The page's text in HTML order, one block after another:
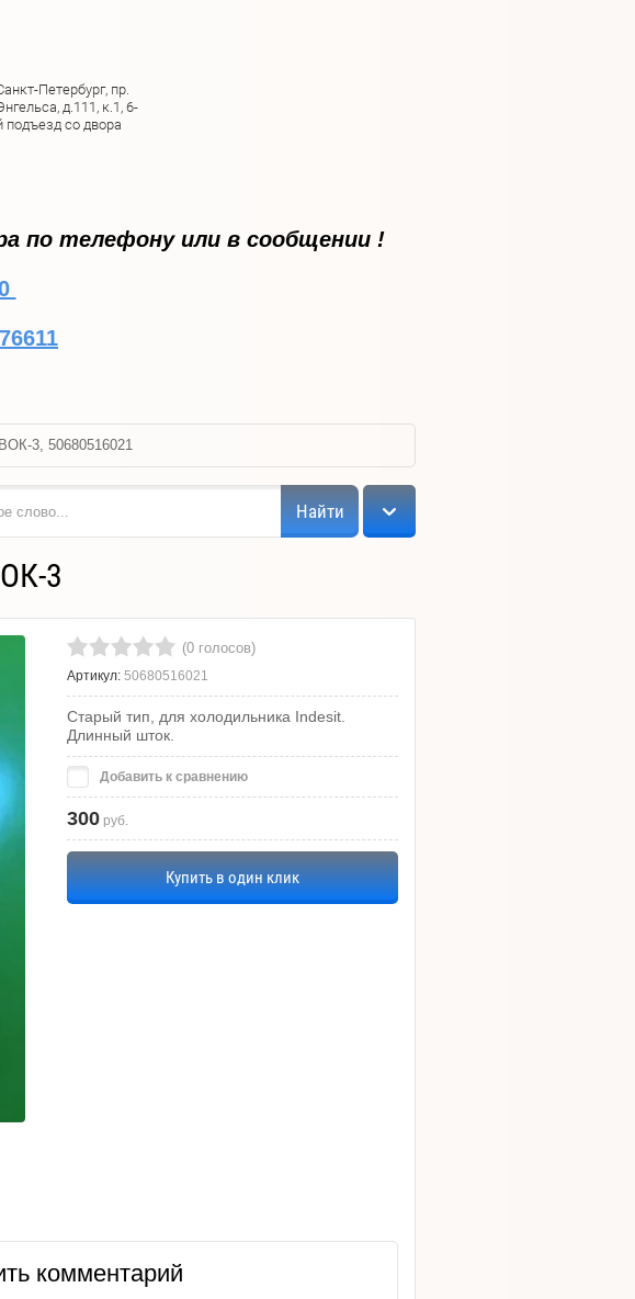
Петербург, пр.
д.111, к.1, 6-
подъезд со двора
по телефону или в сообщении !
3, 50680516021
Найти
3
(0 голосов)
Артикул: 50680516021
Старый тип, для холодильника Indesit.
Длинный шток.
Добавить к сравнению
300 руб.
Купить в один клик
комментарий